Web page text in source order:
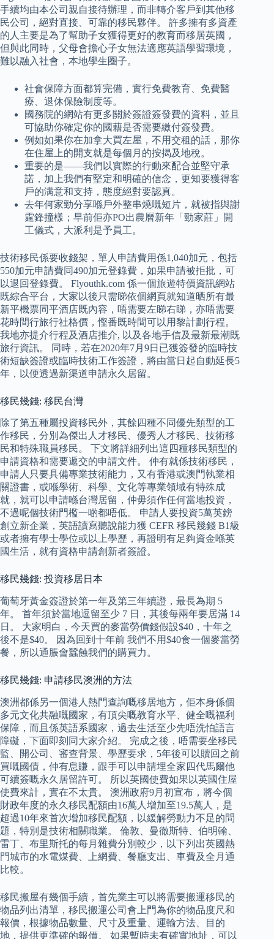
手續均由本公司親自接待辦理，而非轉介客戶到其他移
民公司，絕對直接、可靠的移民夥伴。 許多擁有多資產
的人主要是為了幫助子女獲得更好的教育而移居英國，
但與此同時，父母會擔心子女無法適應英語學習環境，
難以融入社會，本地學生圈子。
社會保障方面都算完備，實行免費教育、免費醫
療、退休保險制度等。
國務院的網站有更多關於簽證簽發費的資料，並且
可協助你確定你的國藉是否需要繳付簽發費。
例如如果你在加拿大買左屋，不用交租的話，那你
在住屋上的開支就是每個月的按揭及地稅。
重要的是——我們以實際的行動來配合並堅守承
諾，加上我們有堅定和明確的信念，更知要獲得客
戶的满意和支持，態度絕對要認真。
去年何家勁分享喺戶外整串燒嘅短片，就被指與謝
霆鋒撞樣；早前佢亦PO出農曆新年「勁家莊」開
工儀式，大派利是予員工。
技術移民係要收錢架，單人申請費用係1,040加元，包括
550加元申請費同490加元登錄費，如果申請被拒批，可
以退回登錄費。 Flyouthk.com 係一個旅遊特價資訊網站
既綜合平台，大家以後只需睇依個網頁就知道晒所有最
新平機票同平酒店既內容，唔需要左睇右睇，亦唔需要
花時間行旅行社格價，慳番既時間可以用黎計劃行程。
我地亦提介行程及酒店推介, 以及各地手信及最新最潮既
旅行資訊。 同時，若在2020年7月9日已獲簽發的臨時技
術短缺簽證或臨時技術工作簽證，將由當日起自動延長5
年，以便透過新渠道申請永久居留。
移民幾錢: 移民台灣
除了第五種屬投資移民外，其餘四種不同優先類型的工
作移民，分別為傑出人才移民、優秀人才移民、技術移
民和特殊職員移民。 下文將詳細列出這四種移民類型的
申請資格和需要遞交的申請文件。 仲有就係技術移民，
申請人只要具備專業技術能力，又有香港或澳門執業相
關證書，或喺學術、科學、文化等專業領域有特殊成
就，就可以申請喺台灣居留，仲毋須作任何當地投資，
不過呢個技術門檻一啲都唔低。 申請人要投資5萬英鎊
創立新企業，英語讀寫聽說能力獲 CEFR 移民幾錢 B1級
或者擁有學士學位或以上學歷，再證明有足夠資金喺英
國生活，就有資格申請創新者簽證。
移民幾錢: 投資移居日本
葡萄牙黃金簽證於第一年及第三年續證，最長為期 5
年。 首年須於當地逗留至少 7 日，其後每兩年要居滿 14
日。 大家明白，今天買的麥當勞價錢假設$40，十年之
後不是$40。 因為回到十年前 我們不用$40食一個麥當勞
餐，所以通脹會蠶蝕我們的購買力。
移民幾錢: 申請移民澳洲的方法
澳洲都係另一個港人熱門查詢嘅移居地方，佢本身係個
多元文化共融嘅國家，有頂尖嘅教育水平、健全嘅福利
保障，而且係英語系國家，過去生活至少先唔洗怕語言
障礙，下面即刻同大家介紹。 完成之後，唔需要坐移民
監、開公司、審查背景、學歷要求，5年後可以贖回之前
買嘅國債，仲有息賺，跟手可以申請埋全家四代馬爾他
可續簽嘅永久居留許可。 所以英國使費如果以英國住屋
使費來計，實在不太貴。 澳洲政府9月初宣布，將今個
財政年度的永久移民配額由16萬人增加至19.5萬人，是
超過10年來首次增加移民配額，以緩解勞動力不足的問
題，特別是技術相關職業。 倫敦、曼徹斯特、伯明翰、
雷丁、布里斯托的每月雜費分別較少，以下列出英國熱
門城市的水電煤費、上網費、餐廳支出、車費及全月通
比較。
移民搬屋有幾個手續，首先業主可以將需要搬運移民的
物品列出清單，移民搬運公司會上門為你的物品度尺和
報價，根據物品數量、尺寸及重量、運輸方法、目的
地，提供更準確的報價。 如果暫時未有確實地址，可以